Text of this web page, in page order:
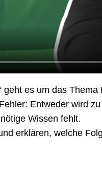
es um das
Entweder wird
Wissen fehlt.
erklären, welche